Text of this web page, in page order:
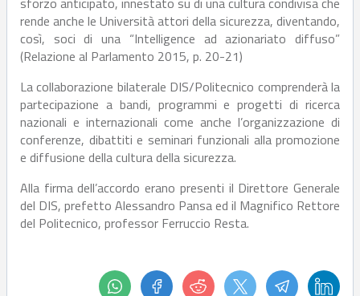
rende anche le Università attori della sicurezza, diventando,
così, soci di una “Intelligence ad azionariato diffuso”
(Relazione al Parlamento 2015, p. 20-21)
La collaborazione bilaterale DIS/Politecnico comprenderà la
partecipazione a bandi, programmi e progetti di ricerca
nazionali e internazionali come anche l’organizzazione di
conferenze, dibattiti e seminari funzionali alla promozione
e diffusione della cultura della sicurezza.
Alla firma dell’accordo erano presenti il Direttore Generale
del DIS, prefetto Alessandro Pansa ed il Magnifico Rettore
del Politecnico, professor Ferruccio Resta.